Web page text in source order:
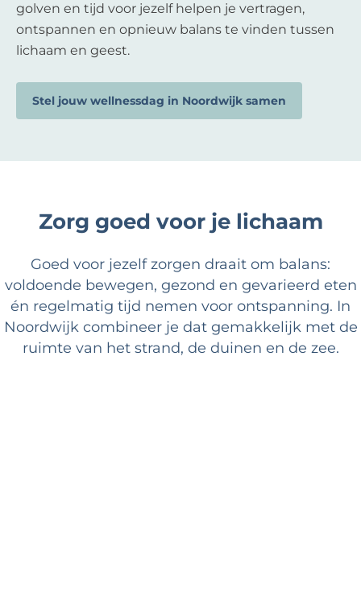
golven en tijd voor jezelf helpen je vertragen,
ontspannen en opnieuw balans te vinden tussen
lichaam en geest.
Stel jouw wellnessdag in Noordwijk samen
Zorg goed voor je lichaam
Goed voor jezelf zorgen draait om balans:
voldoende bewegen, gezond en gevarieerd eten
én regelmatig tijd nemen voor ontspanning. In
Noordwijk combineer je dat gemakkelijk met de
ruimte van het strand, de duinen en de zee.